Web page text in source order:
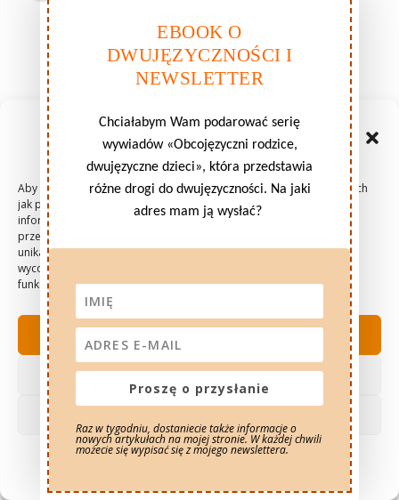
Zarządzaj zgodami plików
cookie
Aby zapewnić jak najlepsze wrażenia, korzystamy z technologii, takich
jak pliki cookie, do przechowywania i/lub uzyskiwania dostępu do
informacji o urządzeniu. Zgoda na te technologie pozwoli nam
przetwarzać dane, takie jak zachowanie podczas przeglądania lub
unikalne identyfikatory na tej stronie. Brak wyrażenia zgody lub
wycofanie zgody może niekorzystnie wpłynąć na niektóre cechy i
funkcje.
ODMÓW
Polityka prywatności
Możliwe,
że istnieją
badania
quali
(wywiady,
obserwacj
e…), ale
byloby
uogólniać
jedynie w
ramach
tendencji,
ciekawost
ek.
EBOOK O
DWUJĘZYCZNOŚCI I
NEWSLETTER
Chciałabym Wam podarować serię
wywiadów «Obcojęzyczni rodzice,
dwujęzyczne dzieci», która przedstawia
różne drogi do dwujęzyczności. Na jaki
adres mam ją wysłać?
Proszę o przysłanie
Raz w tygodniu, dostaniecie także informacje o
nowych artykułach na mojej stronie. W każdej chwili
możecie się wypisać się z mojego newslettera.